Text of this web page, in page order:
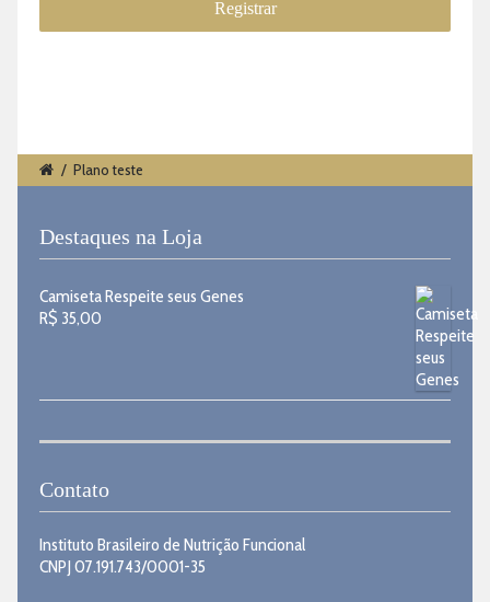
/ Plano teste
Destaques na Loja
Camiseta Respeite seus Genes
R$ 35,00
Contato
Instituto Brasileiro de Nutrição Funcional
CNPJ 07.191.743/0001-35